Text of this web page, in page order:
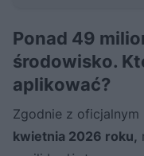
Ponad 49
środowisko.
aplikować?
Zgodnie z oficjalnym
kwietnia 2026 roku,